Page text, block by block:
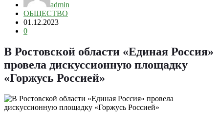
admin
ОБЩЕСТВО
01.12.2023
0
В Ростовской области «Единая Россия»
провела дискуссионную площадку
«Горжусь Россией»